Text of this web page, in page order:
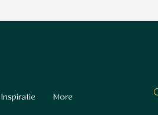
Inspiratie More